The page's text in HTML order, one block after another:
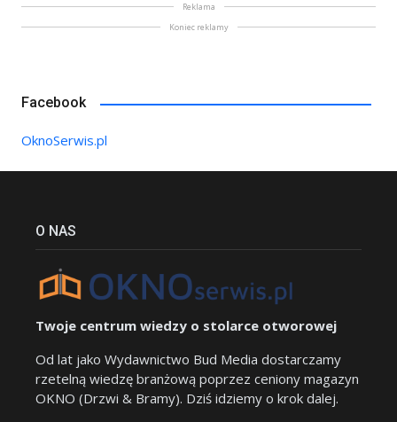
Reklama
Koniec reklamy
Facebook
OknoSerwis.pl
O NAS
Twoje centrum wiedzy o stolarce otworowej
Od lat jako Wydawnictwo Bud Media dostarczamy
rzetelną wiedzę branżową poprzez ceniony magazyn
OKNO (Drzwi & Bramy). Dziś idziemy o krok dalej.